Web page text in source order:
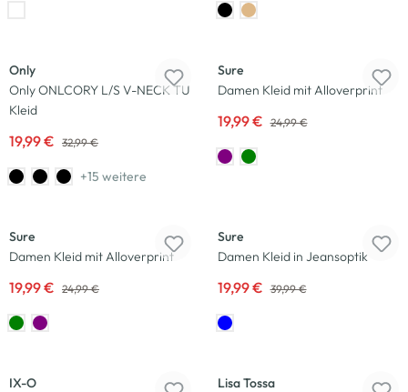
Only
Only ONLCORY L/S V-NECK TU
Kleid
19,99 € 32,99 €
+15 weitere
Sure
Damen Kleid mit Alloverprint
19,99 € 24,99 €
Sure
Damen Kleid mit Alloverprint
19,99 € 24,99 €
Sure
Damen Kleid in Jeansoptik
19,99 € 39,99 €
IX-O
Lisa Tossa